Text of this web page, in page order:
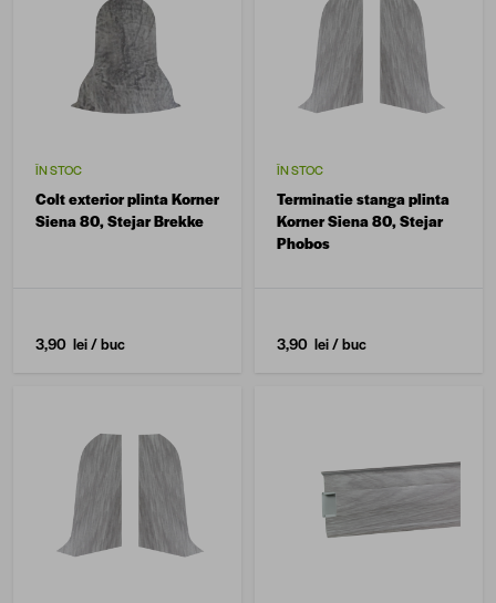
ÎN STOC
Colt exterior plinta Korner
Siena 80, Stejar Brekke
3,90 lei/ buc
ÎN STOC
Terminatie stanga plinta
Korner Siena 80, Stejar
Phobos
3,90 lei/ buc